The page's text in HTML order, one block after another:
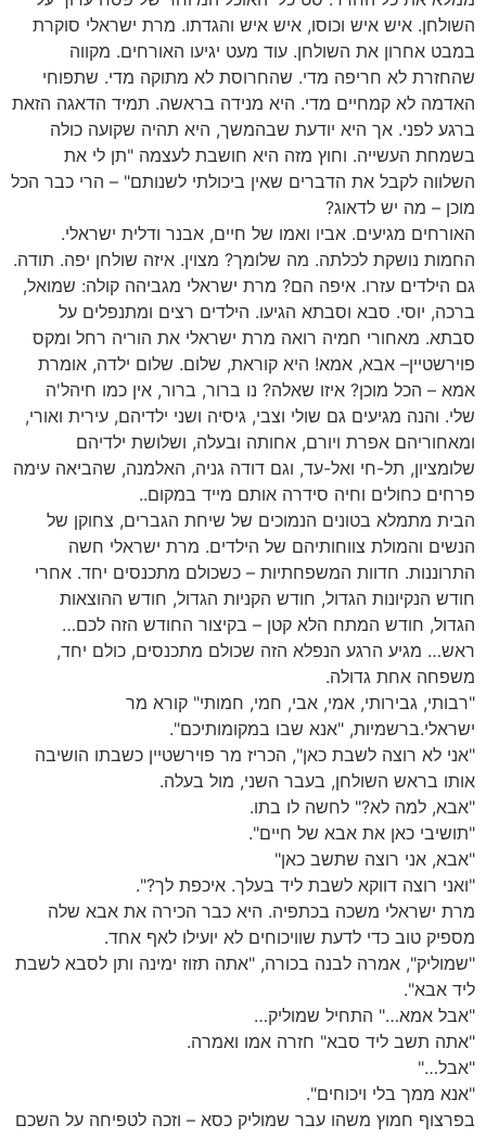
השולחן. איש איש וכוסו, איש איש והגדתו. מרת ישראלי סוקרת
במבט אחרון את השולחן. עוד מעט יגיעו האורחים. מקווה
שהחזרת לא חריפה מדי. שהחרוסת לא מתוקה מדי. שתפוחי
האדמה לא קמחיים מדי. היא מנידה בראשה. תמיד הדאגה הזאת
ברגע לפני. אך היא יודעת שבהמשך, היא תהיה שקועה כולה
בשמחת העשייה. וחוץ מזה היא חושבת לעצמה "תן לי את
השלווה לקבל את הדברים שאין ביכולתי לשנותם" – הרי כבר הכל
מוכן – מה יש לדאוג?
האורחים מגיעים. אביו ואמו של חיים, אבנר ודלית ישראלי.
החמות נושקת לכלתה. מה שלומך? מצוין. איזה שולחן יפה. תודה.
גם הילדים עזרו. איפה הם? מרת ישראלי מגביהה קולה: שמואל,
ברכה, יוסי. סבא וסבתא הגיעו. הילדים רצים ומתנפלים על
סבתא. מאחורי חמיה רואה מרת ישראלי את הוריה רחל ומקס
פוירשטיין– אבא, אמא! היא קוראת, שלום. שלום ילדה, אומרת
אמא – הכל מוכן? איזו שאלה? נו ברור, ברור, אין כמו חיהל'ה
שלי. והנה מגיעים גם שולי וצבי, גיסיה ושני ילדיהם, עירית ואורי,
ומאחוריהם אפרת ויורם, אחותה ובעלה, ושלושת ילדיהם
שלומציון, תל-חי ואל-עד, וגם דודה גניה, האלמנה, שהביאה עימה
פרחים כחולים וחיה סידרה אותם מייד במקום..
הבית מתמלא בטונים הנמוכים של שיחת הגברים, צחוקן של
הנשים והמולת צווחותיהם של הילדים. מרת ישראלי חשה
התרוננות. חדוות המשפחתיות – כשכולם מתכנסים יחד. אחרי
חודש הנקיונות הגדול, חודש הקניות הגדול, חודש ההוצאות
הגדול, חודש המתח הלא קטן – בקיצור החודש הזה לכם…
ראש… מגיע הרגע הנפלא הזה שכולם מתכנסים, כולם יחד,
משפחה אחת גדולה.
"רבותי, גבירותי, אמי, אבי, חמי, חמותי" קורא מר
ישראלי.ברשמיות, "אנא שבו במקומותיכם".
"אני לא רוצה לשבת כאן", הכריז מר פוירשטיין כשבתו הושיבה
אותו בראש השולחן, בעבר השני, מול בעלה.
"אבא, למה לא?" לחשה לו בתו.
"תושיבי כאן את אבא של חיים".
"אבא, אני רוצה שתשב כאן"
"ואני רוצה דווקא לשבת ליד בעלך. איכפת לך?".
מרת ישראלי משכה בכתפיה. היא כבר הכירה את אבא שלה
מספיק טוב כדי לדעת שוויכוחים לא יועילו לאף אחד.
"שמוליק", אמרה לבנה בכורה, "אתה תזוז ימינה ותן לסבא לשבת
ליד אבא".
"אבל אמא…" התחיל שמוליק…
"אתה תשב ליד סבא" חזרה אמו ואמרה.
"אבל…"
"אנא ממך בלי ויכוחים".
בפרצוף חמוץ משהו עבר שמוליק כסא – וזכה לטפיחה על השכם